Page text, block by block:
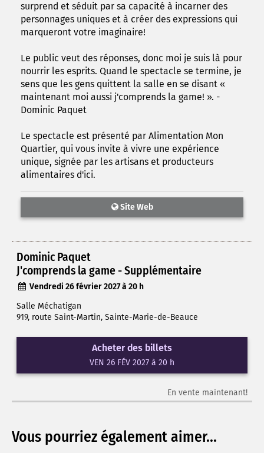
surprend et séduit par sa capacité à incarner des
personnages uniques et à créer des expressions qui
marqueront votre imaginaire!
Le public veut des réponses, donc moi je suis là pour
nourrir les esprits. Quand le spectacle se termine, je
sens que les gens quittent la salle en se disant «
maintenant moi aussi j'comprends la game! ». -
Dominic Paquet
Le spectacle est présenté par Alimentation Mon
Quartier, qui vous invite à vivre une expérience
unique, signée par les artisans et producteurs
alimentaires d'ici.
Site Web
Dominic Paquet
J'comprends la game - Supplémentaire
Vendredi 26 février 2027 à 20 h
Salle Méchatigan
919, route Saint-Martin, Sainte-Marie-de-Beauce
Acheter des billets
VEN 26 FÉV 2027 à 20 h
En vente maintenant!
Vous pourriez également aimer...